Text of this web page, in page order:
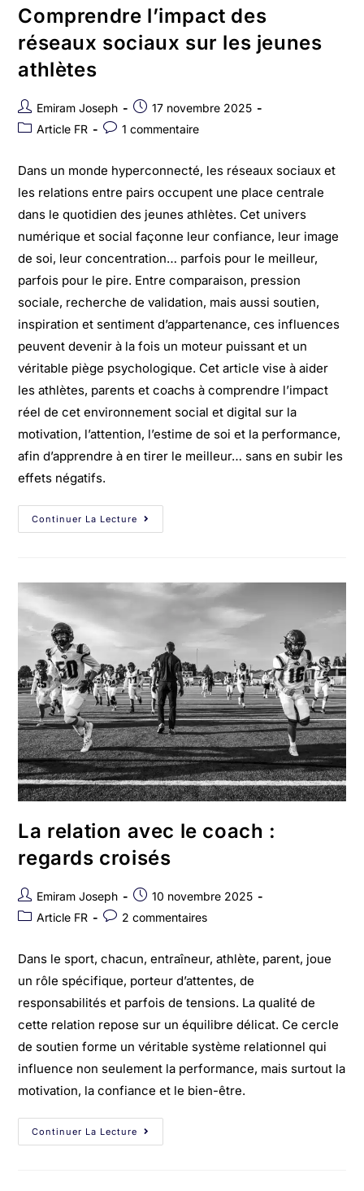
Comprendre l’impact des
réseaux sociaux sur les jeunes
athlètes
Emiram Joseph
17 novembre 2025
Article FR
1 commentaire
Dans un monde hyperconnecté, les réseaux sociaux et
les relations entre pairs occupent une place centrale
dans le quotidien des jeunes athlètes. Cet univers
numérique et social façonne leur confiance, leur image
de soi, leur concentration… parfois pour le meilleur,
parfois pour le pire. Entre comparaison, pression
sociale, recherche de validation, mais aussi soutien,
inspiration et sentiment d’appartenance, ces influences
peuvent devenir à la fois un moteur puissant et un
véritable piège psychologique. Cet article vise à aider
les athlètes, parents et coachs à comprendre l’impact
réel de cet environnement social et digital sur la
motivation, l’attention, l’estime de soi et la performance,
afin d’apprendre à en tirer le meilleur… sans en subir les
effets négatifs.
Continuer La Lecture
La relation avec le coach :
regards croisés
Emiram Joseph
10 novembre 2025
Article FR
2 commentaires
Dans le sport, chacun, entraîneur, athlète, parent, joue
un rôle spécifique, porteur d’attentes, de
responsabilités et parfois de tensions. La qualité de
cette relation repose sur un équilibre délicat. Ce cercle
de soutien forme un véritable système relationnel qui
influence non seulement la performance, mais surtout la
motivation, la confiance et le bien-être.
Continuer La Lecture